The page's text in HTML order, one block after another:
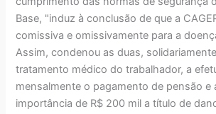
Base, "induz à conclusão de que a
comissiva e omissivamente para a
Assim, condenou as duas,
tratamento médico do trabalhador, a
mensalmente o pagamento de pensão e
importância de R$ 200 mil a título de